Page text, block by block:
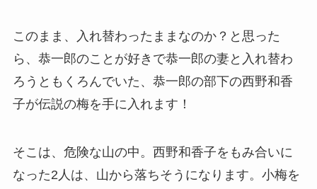
このまま、入れ替わったままなのか？と思った
ら、恭一郎のことが好きで恭一郎の妻と入れ替わ
ろうともくろんでいた、恭一郎の部下の西野和香
子が伝説の梅を手に入れます！
そこは、危険な山の中。西野和香子をもみ合いに
なった2人は、山から落ちそうになります。小梅を